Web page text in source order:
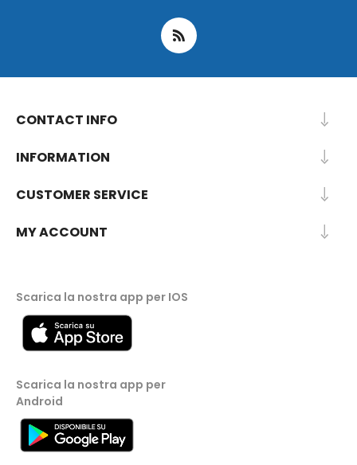
CONTACT INFO
INFORMATION
CUSTOMER SERVICE
MY ACCOUNT
Scarica la nostra app per IOS
Scarica la nostra app per
Android